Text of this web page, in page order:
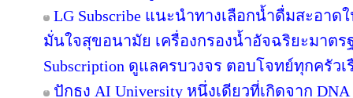
LG Subscribe แนะนำทางเลือกน้ำดื่มสะอา
มั่นใจสุขอนามัย เครื่องกรองน้ำอัจฉริยะมาต
Subscription ดูแลครบวงจร ตอบโจทย์ทุกครัวเ
ปักธง AI University หนึ่งเดียวที่เกิดจาก